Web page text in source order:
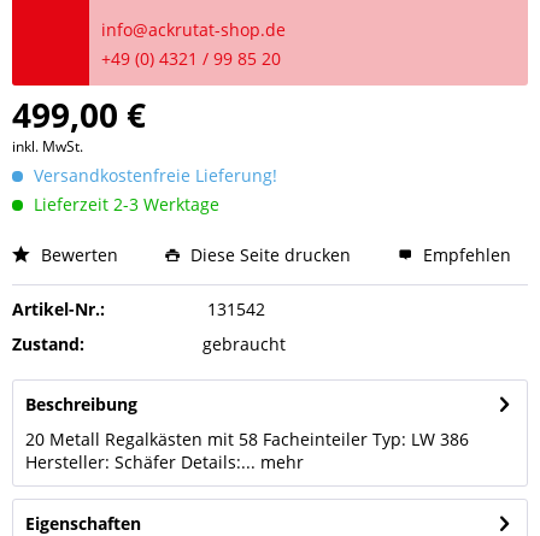
info@ackrutat-shop.de
+49 (0) 4321 / 99 85 20
499,00 €
inkl. MwSt.
Versandkostenfreie Lieferung!
Lieferzeit 2-3 Werktage
Bewerten Diese Seite drucken Empfehlen
Artikel-Nr.:
131542
Zustand:
gebraucht
Beschreibung
20 Metall Regalkästen mit 58 Facheinteiler Typ: LW 386
Hersteller: Schäfer Details:... mehr
Eigenschaften